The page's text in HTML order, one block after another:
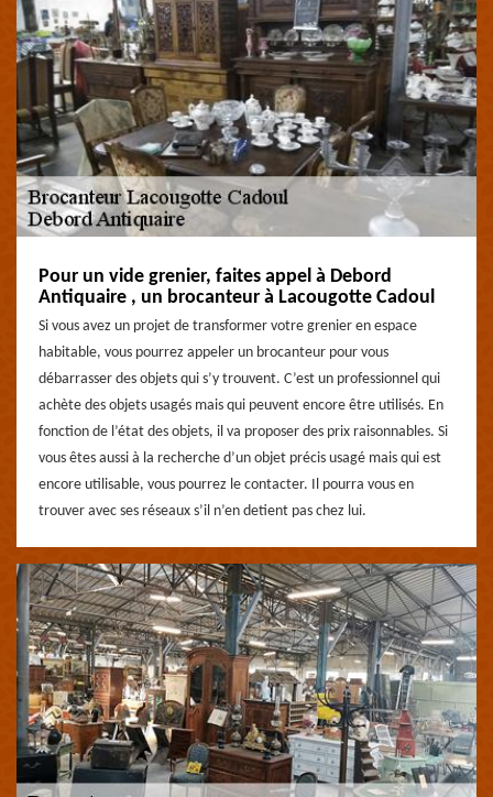
Pour un vide grenier, faites appel à Debord
Antiquaire , un brocanteur à Lacougotte Cadoul
Si vous avez un projet de transformer votre grenier en espace
habitable, vous pourrez appeler un brocanteur pour vous
débarrasser des objets qui s’y trouvent. C’est un professionnel qui
achète des objets usagés mais qui peuvent encore être utilisés. En
fonction de l’état des objets, il va proposer des prix raisonnables. Si
vous êtes aussi à la recherche d’un objet précis usagé mais qui est
encore utilisable, vous pourrez le contacter. Il pourra vous en
trouver avec ses réseaux s’il n’en detient pas chez lui.